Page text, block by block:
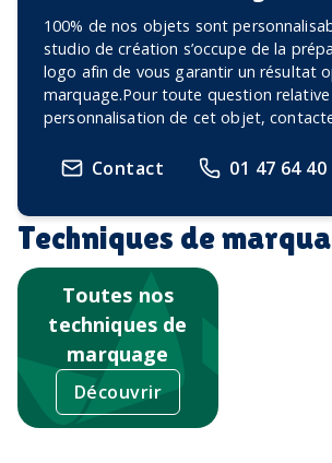
100% de nos objets sont
studio de création s’occupe de la
logo afin de vous garantir un résultat
marquage.Pour toute question relative
personnalisation de cet objet,
Contact 01 47 64 40
Techniques de
Toutes nos
techniques de
marquage
Découvrir